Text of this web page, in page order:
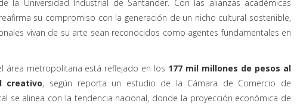
la Universidad Industrial de Santander. Con las alianzas académicas
su compromiso con la generación de un nicho cultural sostenible,
vivan de su arte sean reconocidos como agentes fundamentales en
área metropolitana está reflejado en los 177 mil millones de pesos al
creativo, según reporta un estudio de la Cámara de Comercio de
se alinea con la tendencia nacional, donde la proyección económica de